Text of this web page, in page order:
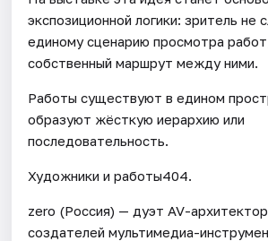
экспозиционной логики: зритель не
единому сценарию просмотра
собственный маршрут между ними.
Работы существуют в едином
образуют жёсткую иерархию или
последовательность.
Художники и работы404.
zero (Россия) — дуэт AV-
создателей мультимедиа-